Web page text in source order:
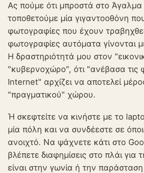
Ας πούμε ότι μπροστά στο Άγαλμα
τοποθετούμε μία γιγαντοοθόνη που
φωτογραφίες που έχουν
φωτογραφίες αυτόματα γίνονται
Η δραστηριότητά μου στον
"κυβερνοχώρο", ότι "ανέβασα τις
Internet" αρχίζει να αποτελεί
"πραγματικού" χώρου.
Ή σκεφτείτε να κινήστε με το
μία πόλη και να συνδέεστε σε
ανοιχτό. Να ψάχνετε κάτι στο
βλέπετε διαφημίσεις στο πλάι για
είναι στην γωνία ή την παράσταση